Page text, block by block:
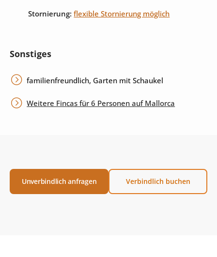
Stornierung: flexible Stornierung möglich
Sonstiges
familienfreundlich, Garten mit Schaukel
Weitere Fincas für 6 Personen auf Mallorca
Unverbindlich anfragen Verbindlich buchen